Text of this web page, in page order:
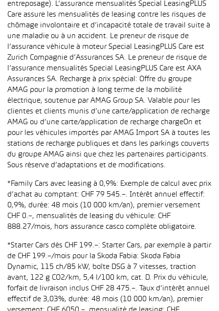
entreposage). L’assurance mensualités Special LeasingPLUS
Care assure les mensualités de leasing contre les risques de
chômage involontaire et d’incapacité totale de travail suite à
une maladie ou à un accident. Le preneur de risque de
l’assurance véhicule à moteur Special LeasingPLUS Care est
Zurich Compagnie d’Assurances SA. Le preneur de risque de
l’assurance mensualités Special LeasingPLUS Care est AXA
Assurances SA. Recharge à prix spécial: Offre du groupe
AMAG pour la promotion à long terme de la mobilité
électrique, soutenue par AMAG Group SA. Valable pour les
clientes et clients munis d’une carte/application de recharge
AMAG ou d’une carte/application de recharge chargeOn et
pour les véhicules importés par AMAG Import SA à toutes les
stations de recharge publiques et dans les parkings couverts
du groupe AMAG ainsi que chez les partenaires participants.
Sous réserve d’adaptations et de modifications.
*Family Cars avec leasing à 0,9%: Exemple de calcul avec prix
d’achat au comptant: CHF 79 545.–. Intérêt annuel effectif:
0,9%, durée: 48 mois (10 000 km/an), premier versement
CHF 0.–, mensualités de leasing du véhicule: CHF
888.27/mois, hors assurance casco complète obligatoire.
*Starter Cars dès CHF 199.–: Starter Cars, par exemple à partir
de CHF 199.–/mois pour la Skoda Fabia: Skoda Fabia
Dynamic, 115 ch/85 kW, boîte DSG à 7 vitesses, traction
avant, 122 g CO2/km, 5,4 l/100 km, cat. D. Prix du véhicule,
forfait de livraison inclus CHF 28 475.–. Taux d’intérêt annuel
effectif de 3,03%, durée: 48 mois (10 000 km/an), premier